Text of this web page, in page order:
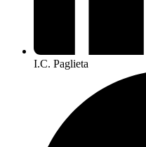
I.C. Paglieta